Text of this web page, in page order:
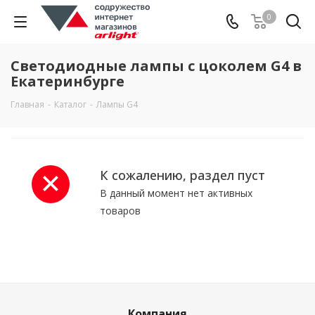
0
Светодиодные лампы с цоколем G4 в
Екатеринбурге
Главная - Каталог - Лампы G4
К сожалению, раздел пуст
В данный момент нет активных
товаров